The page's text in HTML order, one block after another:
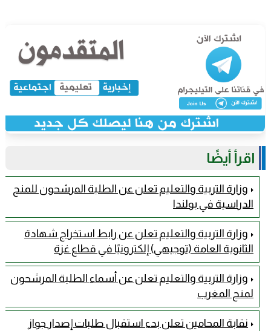
اقرأ أيضًا
وزارة التربية والتعليم تعلن عن الطلبة المرشحون للمنح
الدراسية في بولندا
وزارة التربية والتعليم تعلن عن رابط استخراج شهادة
الثانوية العامة (توجيهي) إلكترونيًا في قطاع غزة
وزارة التربية والتعليم تعلن عن أسماء الطلبة المرشحون
لمنح المغرب
نقابة المحامين تعلن بدء استقبال طلبات إصدار جواز